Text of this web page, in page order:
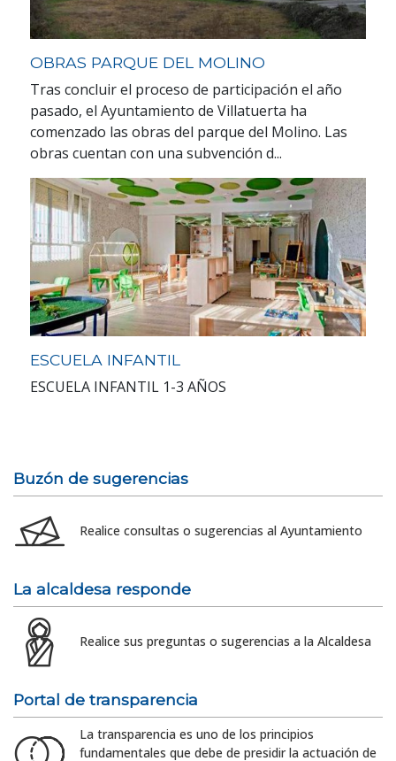
OBRAS PARQUE DEL MOLINO
Tras concluir el proceso de participación el año
pasado, el Ayuntamiento de Villatuerta ha
comenzado las obras del parque del Molino. Las
obras cuentan con una subvención d...
ESCUELA INFANTIL
ESCUELA INFANTIL 1-3 AÑOS
Buzón de sugerencias
Realice consultas o sugerencias al Ayuntamiento
La alcaldesa responde
Realice sus preguntas o sugerencias a la Alcaldesa
Portal de transparencia
La transparencia es uno de los principios
fundamentales que debe de presidir la actuación de